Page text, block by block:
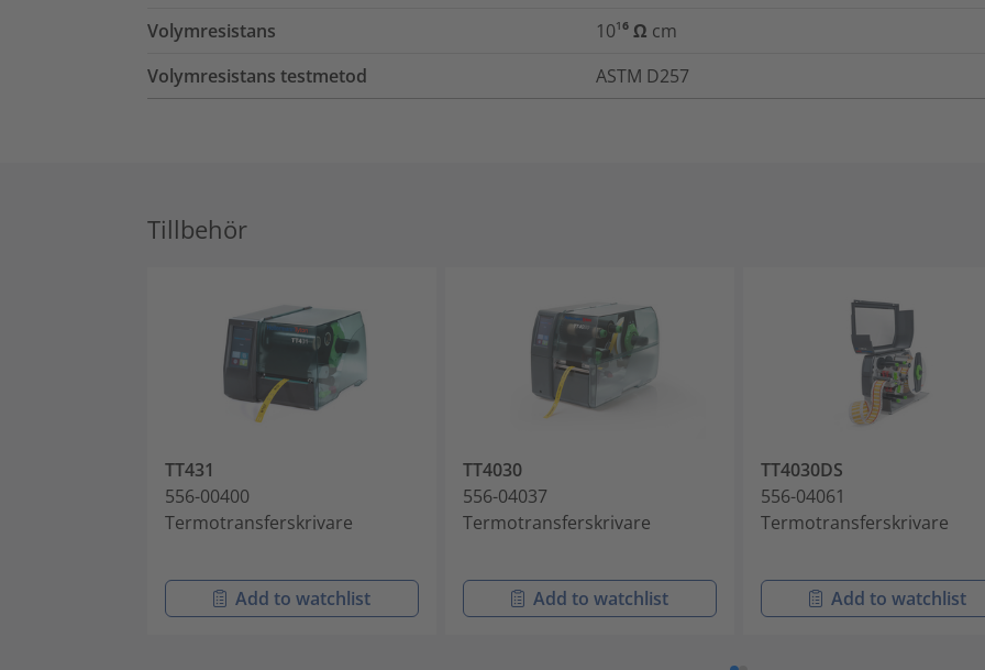
Volymresistans
10¹⁶ Ω cm
Volymresistans testmetod
ASTM D257
Tillbehör
TT431
556-00400
Termotransferskrivare
Add to watchlist
TT4030
556-04037
Termotransferskrivare
Add to watchlist
TT4030DS
556-04061
Termotransferskrivare
Add to watchlist